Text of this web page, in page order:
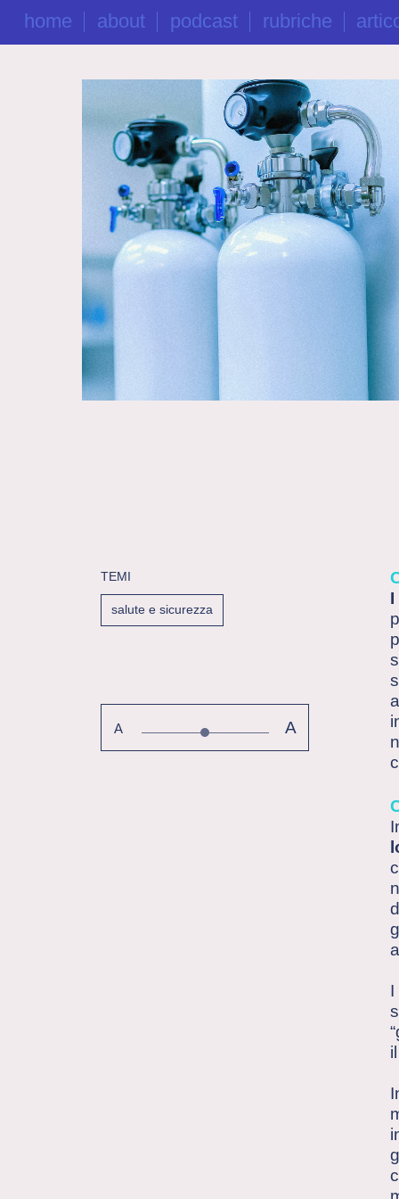
home about podcast rubriche
TEMI
salute e sicurezza
A A
I